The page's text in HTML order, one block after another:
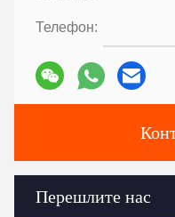
Телефон:
Перешлите нас